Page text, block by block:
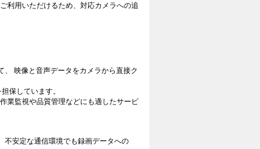
利用いただけるため、対応カメラへの追
映像と音声データをカメラから直接ク
保しています。
業監視や品質管理などにも適したサービ
不安定な通信環境でも録画データへの